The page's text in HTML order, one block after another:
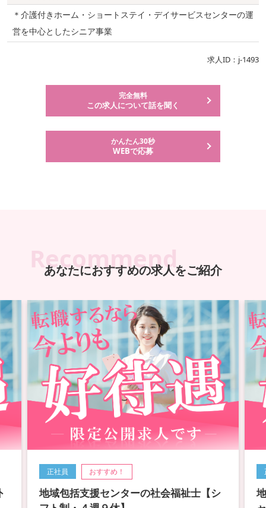
＊介護付きホーム・ショートステイ・デイサービスセンターの運
営を中心としたシニア事業
求人ID：j-1493
完全無料
この求人について話を聞く
かんたん30秒
WEBで応募
Recommend
あなたにおすすめの求人をご紹介
正社員 おすすめ！
地域包括支援センターの社会福祉士【シ